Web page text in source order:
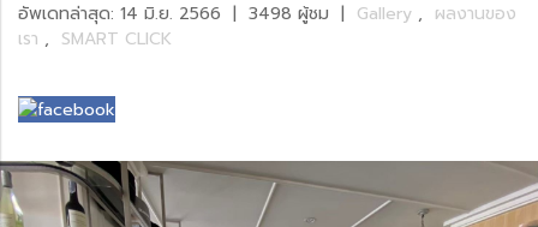
อัพเดทล่าสุด: 14 มิ.ย. 2566 | 3498 ผู้ชม | Gallery , ผลงานของ
เรา , SMART CLICK